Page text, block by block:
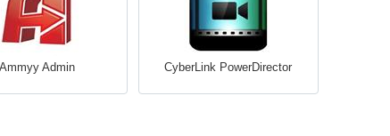
Ammyy Admin CyberLink PowerDirector